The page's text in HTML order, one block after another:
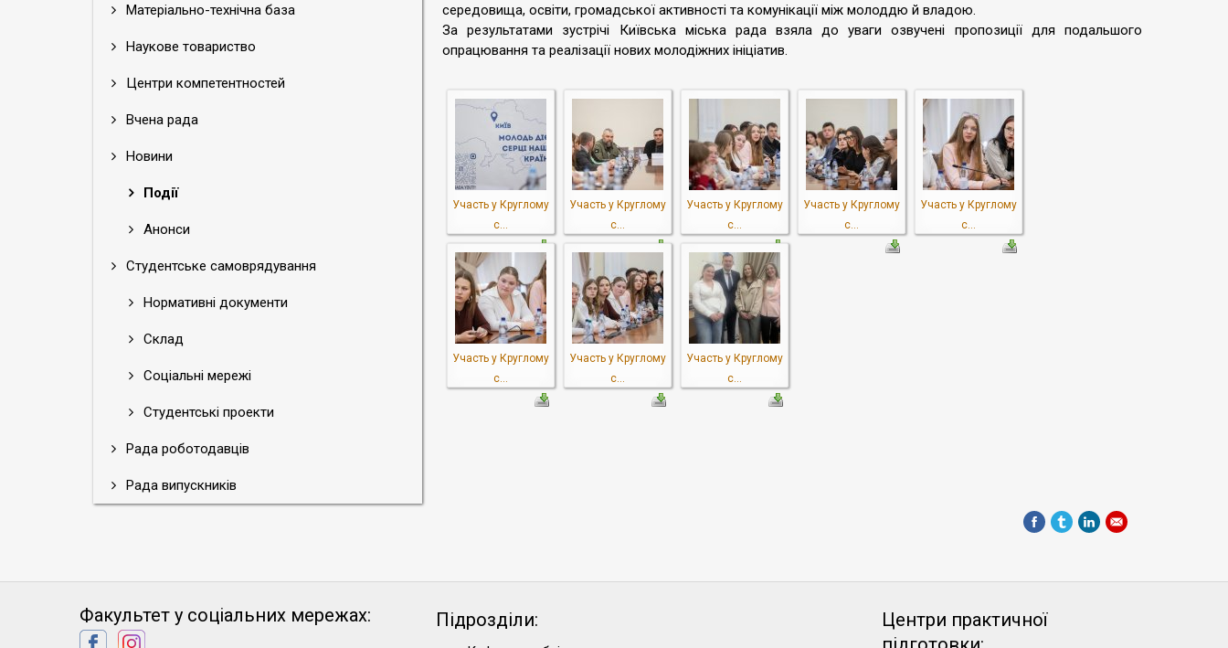
Матеріально-технічна база
Наукове товариство
Центри компетентностей
Вчена рада
Новини
Події
Анонси
Студентське самоврядування
Нормативні документи
Склад
Соціальні мережі
Студентські проекти
Рада роботодавців
Рада випускників
середовища, освіти, громадської активності та комунікації між молоддю й владою.
За результатами зустрічі Київська міська рада взяла до уваги озвучені пропозиції для подальшого
опрацювання та реалізації нових молодіжних ініціатив.
Участь у Круглому
с...
Участь у Круглому
с...
Участь у Круглому
с...
Участь у Круглому
с...
Участь у Круглому
с...
Участь у Круглому
с...
Участь у Круглому
с...
Участь у Круглому
с...
Факультет у соціальних мережах: Підрозділи:
Центри практичної